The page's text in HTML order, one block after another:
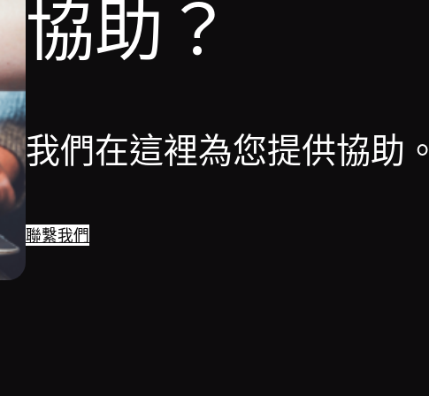
協助？
我們在這裡為您提供協助。
聯繫我們